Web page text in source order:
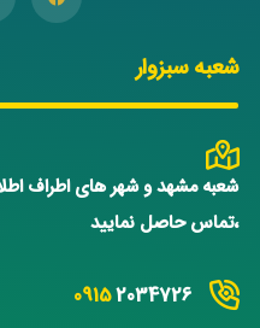
شعبه سبزوار
شعبه مشهد و شهر های اطراف
،تماس حاصل نمایید
09152034726